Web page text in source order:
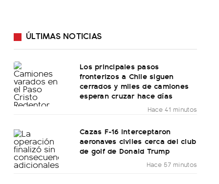
ÚLTIMAS NOTICIAS
Los principales pasos
fronterizos a Chile siguen
cerrados y miles de camiones
esperan cruzar hace días
Hace 41 minutos
Cazas F-16 interceptaron
aeronaves civiles cerca del club
de golf de Donald Trump
Hace 57 minutos